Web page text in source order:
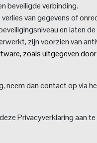
beveiligde verbinding.
van gegevens of
en laten
zijn voorzien van
zoals uitgegeven
neem dan contact op via
Privacyverklaring aan